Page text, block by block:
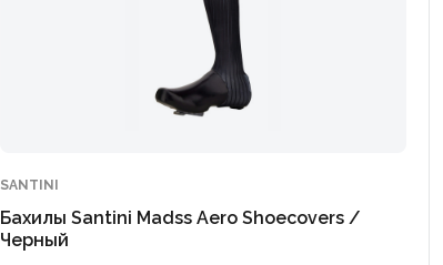
SANTINI
Бахилы Santini Madss Aero Shoecovers /
Черный